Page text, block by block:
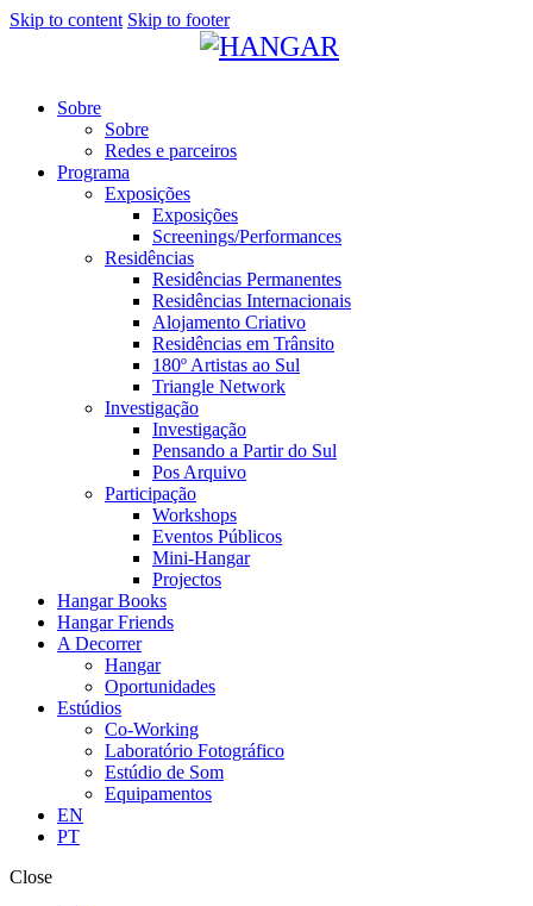
Skip to content Skip to footer
Sobre
Sobre
Redes e parceiros
Programa
Exposições
Exposições
Screenings/Performances
Residências
Residências Permanentes
Residências Internacionais
Alojamento Criativo
Residências em Trânsito
180º Artistas ao Sul
Triangle Network
Investigação
Investigação
Pensando a Partir do Sul
Pos Arquivo
Participação
Workshops
Eventos Públicos
Mini-Hangar
Projectos
Hangar Books
Hangar Friends
A Decorrer
Hangar
Oportunidades
Estúdios
Co-Working
Laboratório Fotográfico
Estúdio de Som
Equipamentos
EN
PT
Close